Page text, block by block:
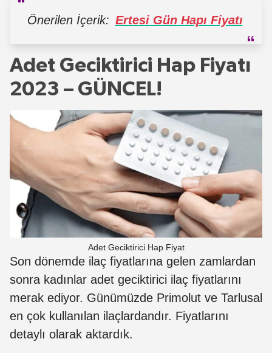
Önerilen İçerik: Ertesi Gün Hapı Fiyatı
Adet Geciktirici Hap Fiyatı
2023 – GÜNCEL!
Adet Geciktirici Hap Fiyat
Son dönemde ilaç fiyatlarına gelen zamlardan
sonra kadınlar adet geciktirici ilaç fiyatlarını
merak ediyor. Günümüzde Primolut ve Tarlusal
en çok kullanılan ilaçlardandır. Fiyatlarını
detaylı olarak aktardık.